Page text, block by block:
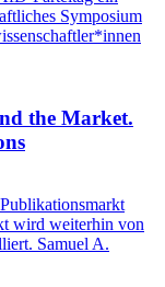
Symposium
the Market.
wird weiterhin von
Samuel A.